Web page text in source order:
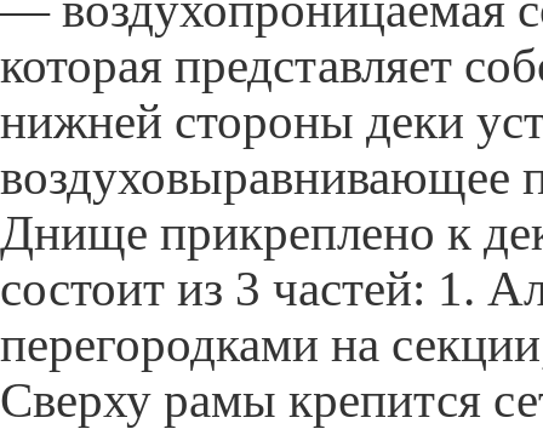
которая представляет
нижней стороны деки
воздуховыравнивающее
Днище прикреплено к
состоит из 3 частей: 1.
перегородками на
Сверху рамы крепится